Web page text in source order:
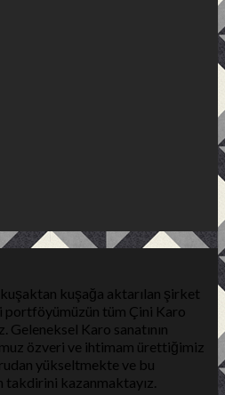
kuşağa aktarılan şirket
tüm Çini Karo
Geleneksel Karo sanatının
özveri ve ihtimam ürettiğimiz
yükseltmekte ve bu
kazanmaktayız.